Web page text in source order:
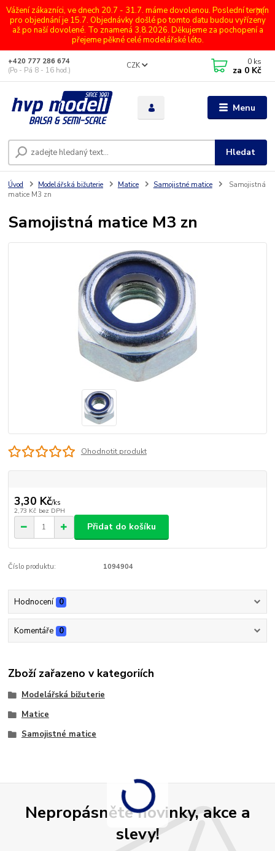
Vážení zákazníci, ve dnech 20.7 - 31.7. máme dovolenou. Poslední termín
pro objednání je 15.7. Objednávky došlé po tomto datu budou vyřízeny
až po naší dovolené. To znamená 3.8.2026. Děkujeme za pochopení a
přejeme pěkné celé modelářské léto.
Menu
CZK
Hledat
+420 777 286 674
(Po - Pá 8 - 16 hod.)
0 ks
za 0 Kč
Úvod Modelářská bižuterie Matice Samojistné matice
Samojistná
matice M3 zn
Samojistná matice M3 zn
Ohodnotit produkt
3,30 Kč/ks
2,73 Kč bez DPH
Přidat do košíku
Číslo produktu: 1094904
Hodnocení 0
Komentáře 0
Zboží zařazeno v kategoriích
Modelářská bižuterie
Matice
Samojistné matice
Nepropásněte novinky, akce a
slevy!